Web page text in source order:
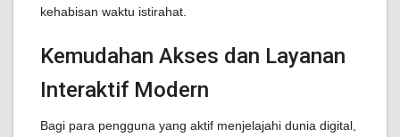
kehabisan waktu istirahat.
Kemudahan Akses dan Layanan
Interaktif Modern
Bagi para pengguna yang aktif menjelajahi dunia digital,